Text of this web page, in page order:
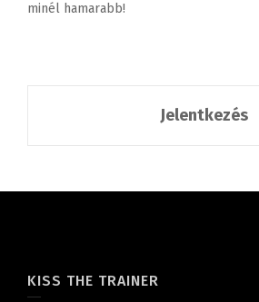
minél hamarabb!
Jelentkezés
KISS THE TRAINER